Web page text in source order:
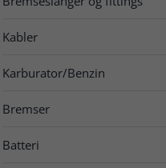
Kabler
Karburator/Benzin
Bremser
Batteri